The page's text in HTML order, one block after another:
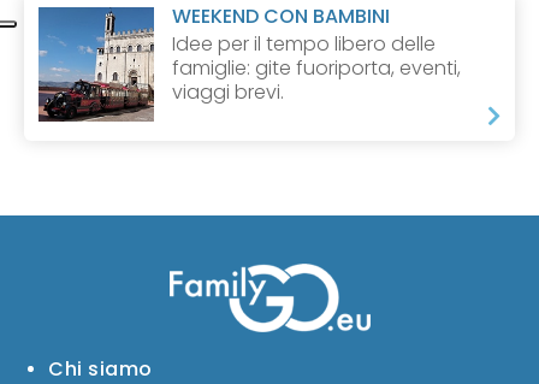
WEEKEND CON BAMBINI
Idee per il tempo libero delle
famiglie: gite fuoriporta, eventi,
viaggi brevi.
Chi siamo